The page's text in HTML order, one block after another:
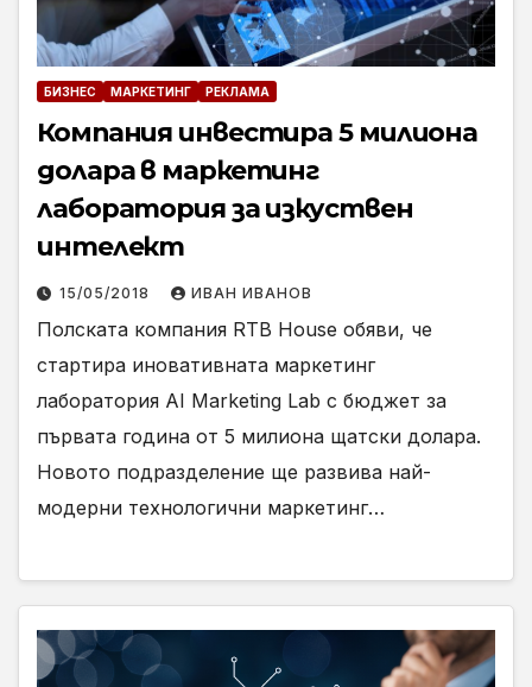
БИЗНЕС МАРКЕТИНГ РЕКЛАМА
Компания инвестира 5 милиона
долара в маркетинг
лаборатория за изкуствен
интелект
15/05/2018 ИВАН ИВАНОВ
Полската компания RTB House обяви, че
стартира иновативната маркетинг
лаборатория AI Marketing Lab с бюджет за
първата година от 5 милиона щатски долара.
Новото подразделение ще развива най-
модерни технологични маркетинг…